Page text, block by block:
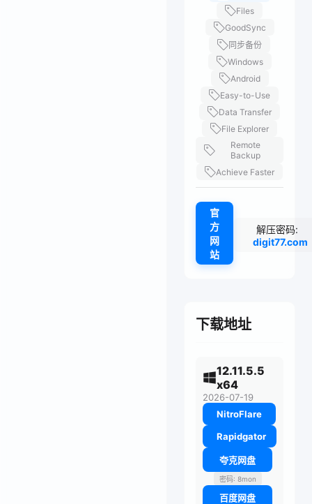
Files
GoodSync
同步备份
Windows
Android
Easy-to-Use
Data Transfer
File Explorer
Remote
Backup
Achieve Faster
官
方
网
站
解压密码:
digit77.com
下载地址
12.11.5.5
x64
2026-07-19
NitroFlare
Rapidgator
夸克网盘
密码: 8mon
百度网盘